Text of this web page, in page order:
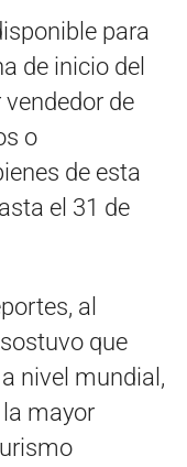
para
de inicio del
de
o
de esta
el 31 de
al
que
nivel mundial,
mayor